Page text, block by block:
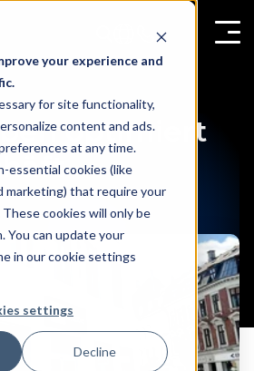
your experience and
for site functionality,
content and ads.
at any time.
essential cookies (like
marketing) that require your
cookies will only be
You can update your
in our cookie settings
settings
Decline
optimiert